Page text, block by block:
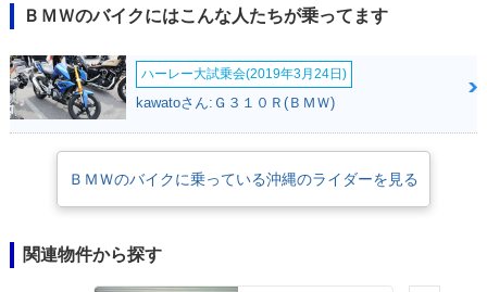
量は、853ccで共通。これは、2008年にF800GSと同時発表された
F650GS（2気筒）が、F800GSと同じ798ccエンジンだったのと同じ。一
般に、車名の数字は排気量が反映されていることが多いため、F850GSと
F750GSは異なる排気量のエンジンを搭載するものだと誤解されることが
あった。F850GS及びF750GSは、前身モデルと同じ「並列2気筒」のシリ
ンダーレイアウトは取ったものの、そのクランク位相は270度の不等間隔
異は、ドライブチェーンが車体の反対側（左側）に移ったこと。スタビリ
ティコントロールやABSも装備された。オプションで、6.5インチのTFT
市場では、2018年11月から販売された。2018年のEICMA（ミラノショ
ー）では、派生モデルとしてF850GSアドベンチャーが発表された。2020
ＢＭＷのバイクにはこんな人たちが乗ってます
ハーレー大試乗会(2019年3月24日)
kawatoさん:Ｇ３１０Ｒ(ＢＭＷ)
ＢＭＷのバイクに乗っている沖縄のライダーを見る
関連物件から探す